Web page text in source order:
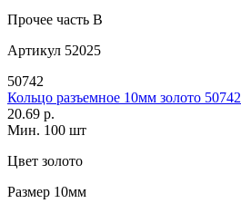
Прочее часть B
Артикул 52025
50742
Кольцо разъемное 10мм золото 50742
20.69 р.
Мин. 100 шт
Цвет золото
Размер 10мм